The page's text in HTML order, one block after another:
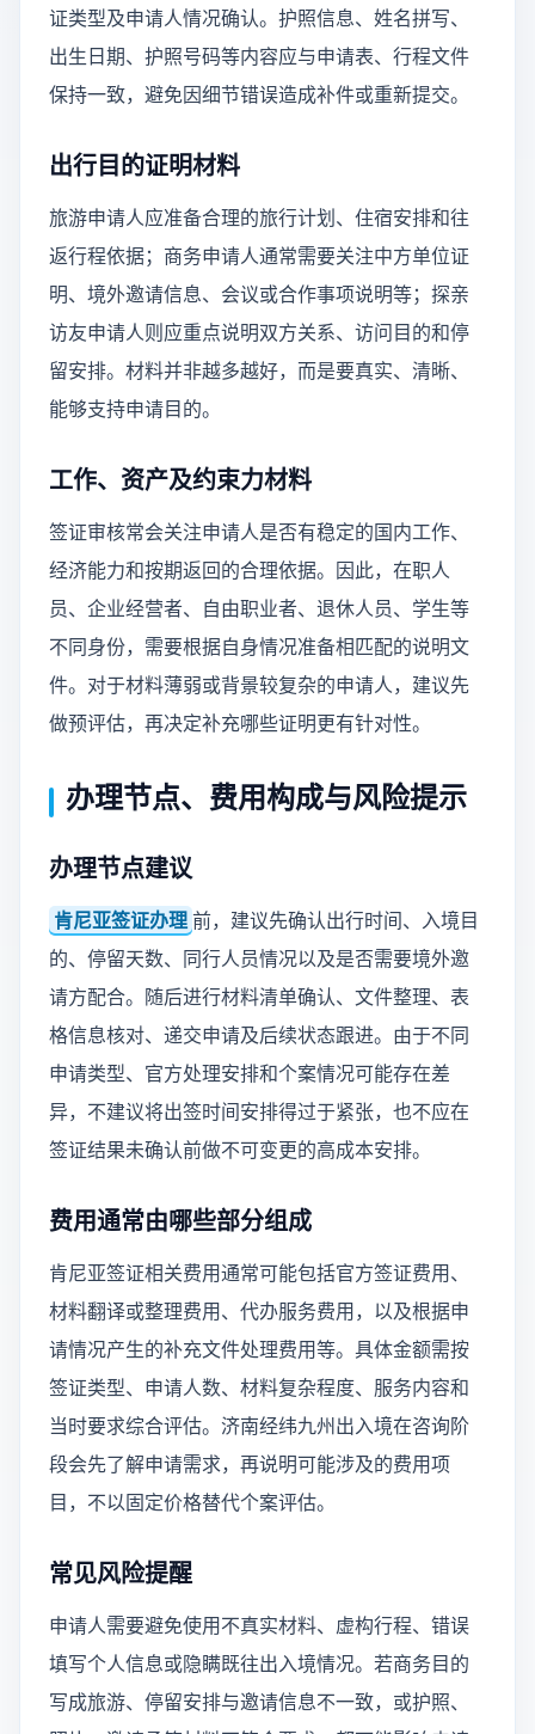
证类型及申请人情况确认。护照信息、姓名拼写、
出生日期、护照号码等内容应与申请表、行程文件
保持一致，避免因细节错误造成补件或重新提交。
出行目的证明材料
旅游申请人应准备合理的旅行计划、住宿安排和往
返行程依据；商务申请人通常需要关注中方单位证
明、境外邀请信息、会议或合作事项说明等；探亲
访友申请人则应重点说明双方关系、访问目的和停
留安排。材料并非越多越好，而是要真实、清晰、
能够支持申请目的。
工作、资产及约束力材料
签证审核常会关注申请人是否有稳定的国内工作、
经济能力和按期返回的合理依据。因此，在职人
员、企业经营者、自由职业者、退休人员、学生等
不同身份，需要根据自身情况准备相匹配的说明文
件。对于材料薄弱或背景较复杂的申请人，建议先
做预评估，再决定补充哪些证明更有针对性。
办理节点、费用构成与风险提示
办理节点建议
肯尼亚签证办理前，建议先确认出行时间、入境目
的、停留天数、同行人员情况以及是否需要境外邀
请方配合。随后进行材料清单确认、文件整理、表
格信息核对、递交申请及后续状态跟进。由于不同
申请类型、官方处理安排和个案情况可能存在差
异，不建议将出签时间安排得过于紧张，也不应在
签证结果未确认前做不可变更的高成本安排。
费用通常由哪些部分组成
肯尼亚签证相关费用通常可能包括官方签证费用、
材料翻译或整理费用、代办服务费用，以及根据申
请情况产生的补充文件处理费用等。具体金额需按
签证类型、申请人数、材料复杂程度、服务内容和
当时要求综合评估。济南经纬九州出入境在咨询阶
段会先了解申请需求，再说明可能涉及的费用项
目，不以固定价格替代个案评估。
常见风险提醒
申请人需要避免使用不真实材料、虚构行程、错误
填写个人信息或隐瞒既往出入境情况。若商务目的
写成旅游、停留安排与邀请信息不一致，或护照、